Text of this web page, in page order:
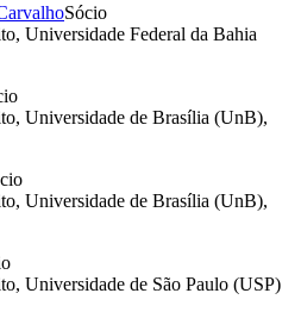
Sócio
Universidade Federal da Bahia
Universidade de Brasília (UnB),
Universidade de Brasília (UnB),
Universidade de São Paulo (USP)